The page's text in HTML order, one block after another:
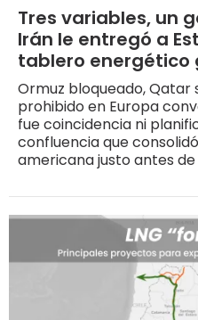
Tres variables, un
Irán le entregó a
tablero energético
Ormuz bloqueado, Qatar
prohibido en Europa
fue coincidencia ni
confluencia que
americana justo antes